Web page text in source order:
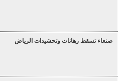
صنعاء تسقط رهانات وتحشيدات الرياض